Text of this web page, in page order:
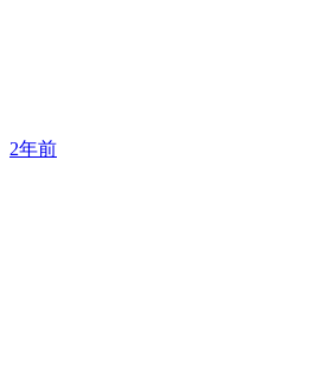
2年前